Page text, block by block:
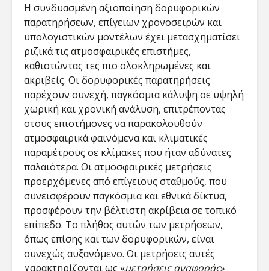
Η συνδυασμένη αξιοποίηση δορυφορικών
παρατηρήσεων, επίγειων χρονοσειρών και
υπολογιστικών μοντέλων έχει μετασχηματίσει
ριζικά τις ατμοσφαιρικές επιστήμες,
καθιστώντας τες πιο ολοκληρωμένες και
ακριβείς. Οι δορυφορικές παρατηρήσεις
παρέχουν συνεχή, παγκόσμια κάλυψη σε υψηλή
χωρική και χρονική ανάλυση, επιτρέποντας
στους επιστήμονες να παρακολουθούν
ατμοσφαιρικά φαινόμενα και κλιματικές
παραμέτρους σε κλίμακες που ήταν αδύνατες
παλαιότερα. Οι ατμοσφαιρικές μετρήσεις
προερχόμενες από επίγειους σταθμούς, που
συνεισφέρουν παγκόσμια και εθνικά δίκτυα,
προσφέρουν την βέλτιστη ακρίβεια σε τοπικό
επίπεδο. Το πλήθος αυτών των μετρήσεων,
όπως επίσης και των δορυφορικών, είναι
συνεχώς αυξανόμενο. Οι μετρήσεις αυτές
χαρακτηρίζονται ως «μετρήσεις αναφοράς»
για την ΤΝ, τη
λογοκρισία και
τον έρωτα στην
εποχή των apps